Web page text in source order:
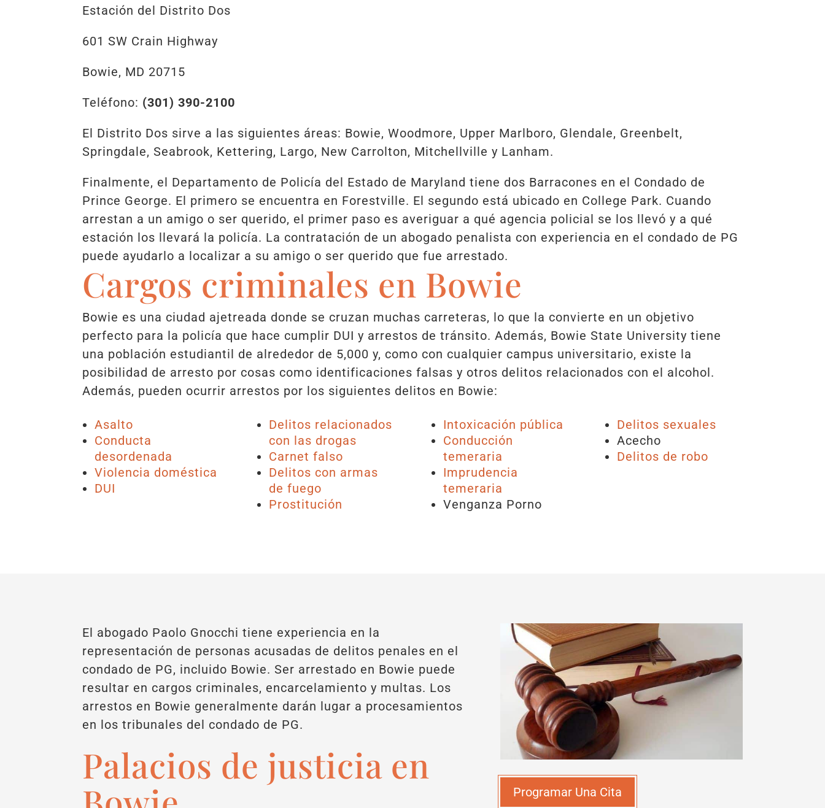
Estación del Distrito Dos
601 SW Crain Highway
Bowie, MD 20715
Teléfono: (301) 390-2100
El Distrito Dos sirve a las siguientes áreas: Bowie, Woodmore, Upper Marlboro, Glendale, Greenbelt,
Springdale, Seabrook, Kettering, Largo, New Carrolton, Mitchellville y Lanham.
Finalmente, el Departamento de Policía del Estado de Maryland tiene dos Barracones en el Condado de
Prince George. El primero se encuentra en Forestville. El segundo está ubicado en College Park. Cuando
arrestan a un amigo o ser querido, el primer paso es averiguar a qué agencia policial se los llevó y a qué
estación los llevará la policía. La contratación de un abogado penalista con experiencia en el condado de PG
puede ayudarlo a localizar a su amigo o ser querido que fue arrestado.
Cargos criminales en Bowie
Bowie es una ciudad ajetreada donde se cruzan muchas carreteras, lo que la convierte en un objetivo
perfecto para la policía que hace cumplir DUI y arrestos de tránsito. Además, Bowie State University tiene
una población estudiantil de alrededor de 5,000 y, como con cualquier campus universitario, existe la
posibilidad de arresto por cosas como identificaciones falsas y otros delitos relacionados con el alcohol.
Además, pueden ocurrir arrestos por los siguientes delitos en Bowie:
Asalto
Conducta
desordenada
Violencia doméstica
DUI
Delitos relacionados
con las drogas
Carnet falso
Delitos con armas
de fuego
Prostitución
Intoxicación pública
Conducción
temeraria
Imprudencia
temeraria
Venganza Porno
Delitos sexuales
Acecho
Delitos de robo
El abogado Paolo Gnocchi tiene experiencia en la
representación de personas acusadas de delitos penales en el
condado de PG, incluido Bowie. Ser arrestado en Bowie puede
resultar en cargos criminales, encarcelamiento y multas. Los
arrestos en Bowie generalmente darán lugar a procesamientos
en los tribunales del condado de PG.
Palacios de justicia en
Programar Una Cita